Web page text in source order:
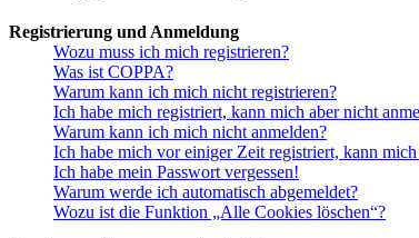
Registrierung und Anmeldung
Wozu muss ich mich registrieren?
Was ist COPPA?
Warum kann ich mich nicht registrieren?
Ich habe mich registriert, kann mich aber nicht
Warum kann ich mich nicht anmelden?
Ich habe mich vor einiger Zeit registriert, kann
Ich habe mein Passwort vergessen!
Warum werde ich automatisch abgemeldet?
Wozu ist die Funktion „Alle Cookies löschen“?